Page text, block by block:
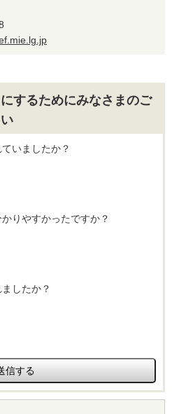
するためにみなさまのご
いましたか？
りやすかったですか？
したか？